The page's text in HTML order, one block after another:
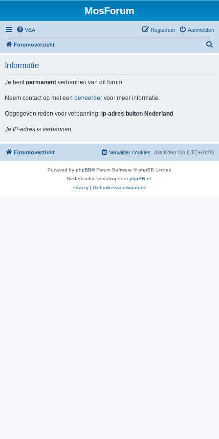
MosForum
V&A Aanmelden
Registreer
Forumoverzicht
Informatie
Je bentpermanent verbannen van dit forum.
Neem contact op met een beheerder voor meer informatie.
Opgegeven reden voor verbanning: ip-adres buiten Nederland
Je IP-adres is verbannen.
Forumoverzicht Alle tijden zijn UTC+01:00
Verwijder cookies
Powered by phpBB® Forum Software © phpBB Limited
Nederlandse vertaling doorphpBB.nl
Privacy | Gebruikersvoorwaarden